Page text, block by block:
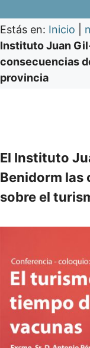
Estás en: Inicio
Instituto Juan
consecuencias
provincia
El Instituto
Benidorm las
sobre el